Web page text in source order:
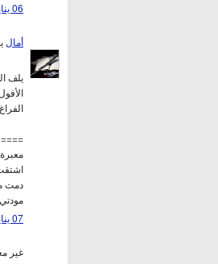
06 يناير, 2013 22:04
أمال
يلف
====
دمت
مودتي
07 يناير, 2013 19:21
غير